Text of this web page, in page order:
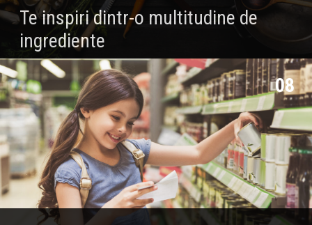
Te inspiri dintr-o multitudine de
ingrediente
08